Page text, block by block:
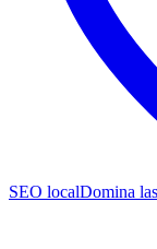
SEO localDomina